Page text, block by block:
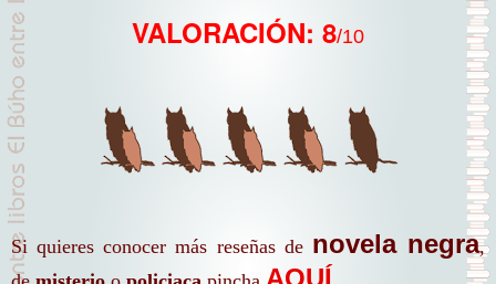
VALORACIÓN: 8/10
Si quieres conocer más reseñas de novela negra,